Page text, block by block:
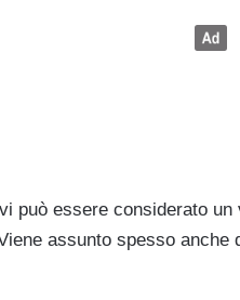
può essere considerato
assunto spesso anche